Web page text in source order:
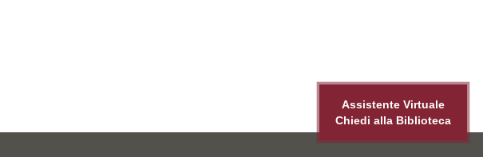
Assistente Virtuale
Chiedi alla Biblioteca